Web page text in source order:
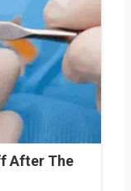
After The